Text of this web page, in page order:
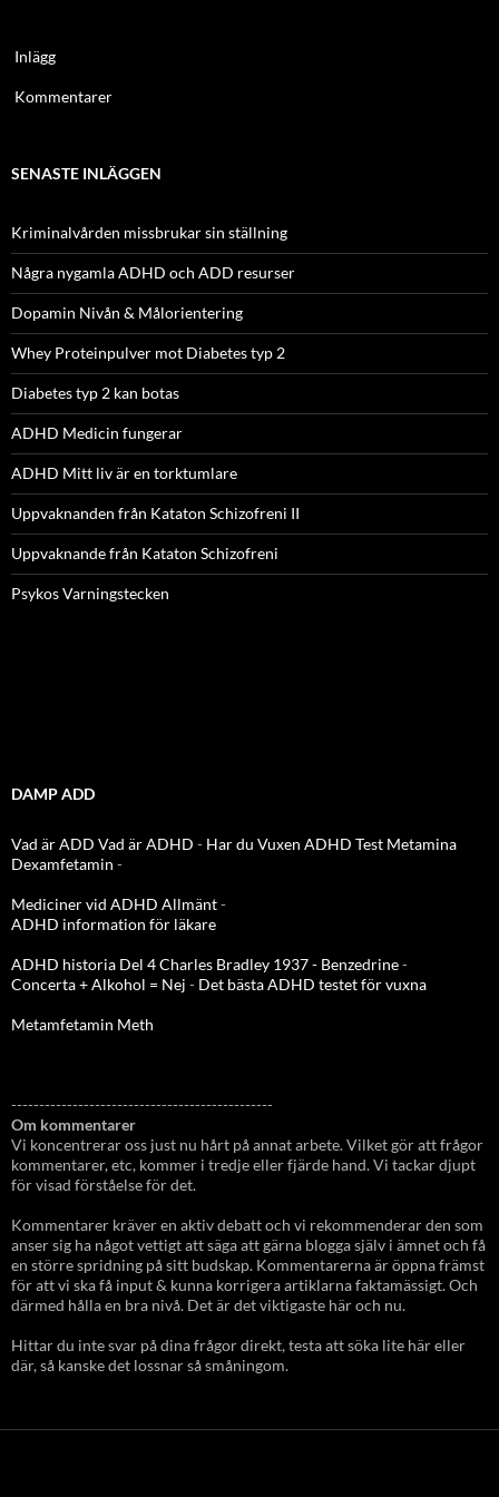
Inlägg
Kommentarer
SENASTE INLÄGGEN
Kriminalvården missbrukar sin ställning
Några nygamla ADHD och ADD resurser
Dopamin Nivån & Målorientering
Whey Proteinpulver mot Diabetes typ 2
Diabetes typ 2 kan botas
ADHD Medicin fungerar
ADHD Mitt liv är en torktumlare
Uppvaknanden från Kataton Schizofreni II
Uppvaknande från Kataton Schizofreni
Psykos Varningstecken
DAMP ADD
Vad är ADD Vad är ADHD - Har du Vuxen ADHD Test Metamina
Dexamfetamin -
Mediciner vid ADHD Allmänt-
ADHD information för läkare
ADHD historia Del 4 Charles Bradley 1937 - Benzedrine-
Concerta + Alkohol = Nej - Det bästa ADHD testet för vuxna
Metamfetamin Meth
-----------------------------------------------
Om kommentarer
Vi koncentrerar oss just nu hårt på annat arbete. Vilket gör att frågor
kommentarer, etc, kommer i tredje eller fjärde hand. Vi tackar djupt
för visad förståelse för det.
Kommentarer kräver en aktiv debatt och vi rekommenderar den som
anser sig ha något vettigt att säga att gärna blogga själv i ämnet och få
en större spridning på sitt budskap. Kommentarerna är öppna främst
för att vi ska få input & kunna korrigera artiklarna faktamässigt. Och
därmed hålla en bra nivå. Det är det viktigaste här och nu.
Hittar du inte svar på dina frågor direkt, testa att söka lite här eller
där, så kanske det lossnar så småningom.